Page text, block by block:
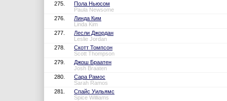
275.
Пола Ньюсом
Paula Newsome
276.
Линда Ким
Linda Kim
277.
Лесли Джордан
Leslie Jordan
278.
Скотт Томпсон
Scott Thompson
279.
Джош Браатен
Josh Braaten
280.
Сара Рамос
Sarah Ramos
281.
Спайс Уильямс
Spice Williams